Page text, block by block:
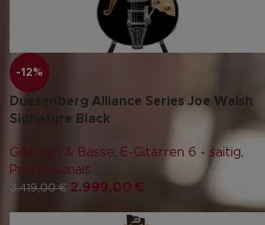
-12%
Duesenberg Alliance Series Joe Walsh
Signature Black
Gitarren & Bässe, E-Gitarren 6 - saitig,
Professionals
3.419,00€ 2.999,00 €